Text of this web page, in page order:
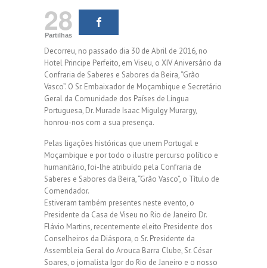
28
Partilhas
Decorreu, no passado dia 30 de Abril de 2016, no
Hotel Principe Perfeito, em Viseu, o XIV Aniversário da
Confraria de Saberes e Sabores da Beira, “Grão
Vasco”. O Sr. Embaixador de Moçambique e Secretário
Geral da Comunidade dos Países de Língua
Portuguesa, Dr. Murade Isaac Migulgy Murargy,
honrou-nos com a sua presença.
Pelas ligações históricas que unem Portugal e
Moçambique e por todo o ilustre percurso político e
humanitário, foi-lhe atribuído pela Confraria de
Saberes e Sabores da Beira, “Grão Vasco”, o Título de
Comendador.
Estiveram também presentes neste evento, o
Presidente da Casa de Viseu no Rio de Janeiro Dr.
Flávio Martins, recentemente eleito Presidente dos
Conselheiros da Diáspora, o Sr. Presidente da
Assembleia Geral do Arouca Barra Clube, Sr. César
Soares, o jornalista Igor do Rio de Janeiro e o nosso